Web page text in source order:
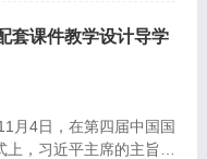
过两个议题，一起来学
一框的内容
套课件教学设计导学
月4日，在第四届中国国
，习近平主席的主旨演